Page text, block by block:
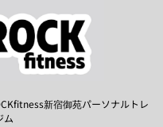
新宿御苑パーソナルトレ
ム